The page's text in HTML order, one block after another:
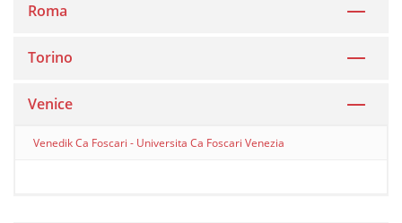
Roma
Torino
Venice
Venedik Ca Foscari - Universita Ca Foscari Venezia